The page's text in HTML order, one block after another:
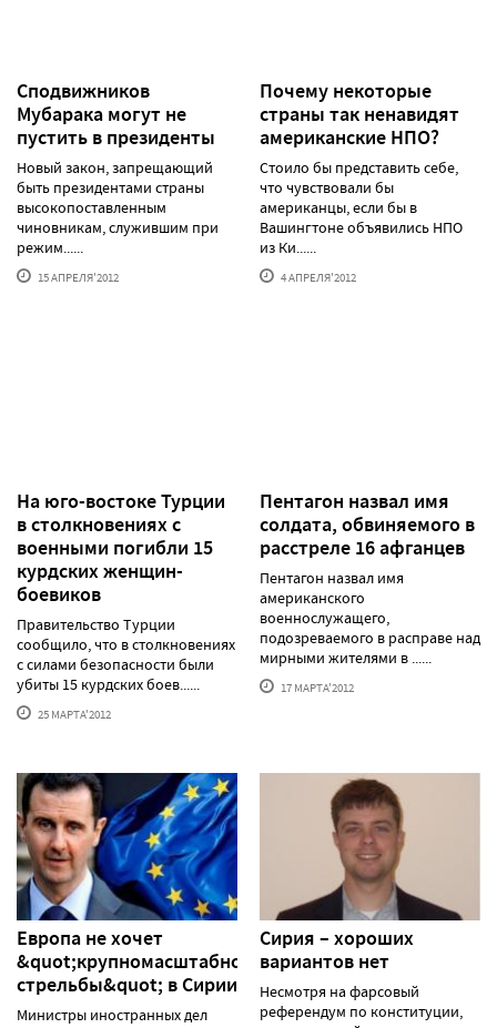
Сподвижников
Мубарака могут не
пустить в президенты
Новый закон, запрещающий
быть президентами страны
высокопоставленным
чиновникам, служившим при
режим......
15 АПРЕЛЯ'2012
Почему некоторые
страны так ненавидят
американские НПО?
Стоило бы представить себе,
что чувствовали бы
американцы, если бы в
Вашингтоне объявились НПО
из Ки......
4 АПРЕЛЯ'2012
На юго-востоке Турции
в столкновениях с
военными погибли 15
курдских женщин-
боевиков
Правительство Турции
сообщило, что в столкновениях
с силами безопасности были
убиты 15 курдских боев......
25 МАРТА'2012
Пентагон назвал имя
солдата, обвиняемого в
расстреле 16 афганцев
Пентагон назвал имя
американского
военнослужащего,
подозреваемого в расправе над
мирными жителями в ......
17 МАРТА'2012
Европа не хочет
&quot;крупномасштабной
стрельбы&quot; в Сирии
Министры иностранных дел
Сирия – хороших
вариантов нет
Несмотря на фарсовый
референдум по конституции,